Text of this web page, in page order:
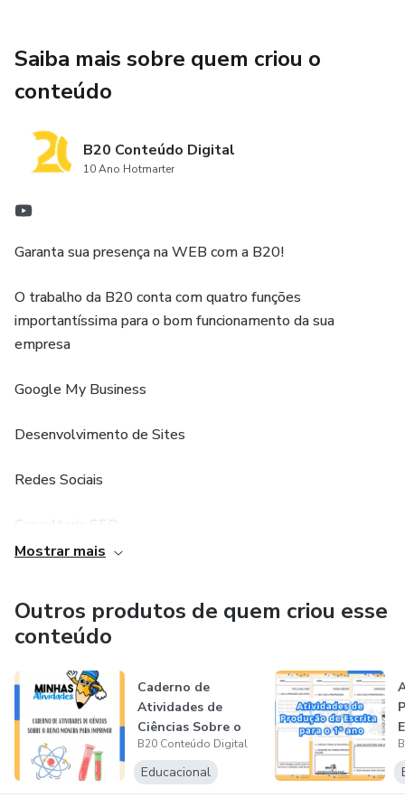
Saiba mais sobre quem criou o
conteúdo
B20 Conteúdo Digital
10 Ano Hotmarter
Garanta sua presença na WEB com a B20!
O trabalho da B20 conta com quatro funções
importantíssima para o bom funcionamento da sua
empresa
Google My Business
Desenvolvimento de Sites
Redes Sociais
Consultoria SEO
Servidores WEB
As etapas de contratação e desenvolvimento dos serviços
contratados são sempre realizadas em 4 etapas:
1 - Análise do cliente
Mostrar mais
Outros produtos de quem criou esse
conteúdo
Caderno de
Atividades de
Ciências Sobre o
Reino Monera
para...
B20 Conteúdo Digital
Educacional